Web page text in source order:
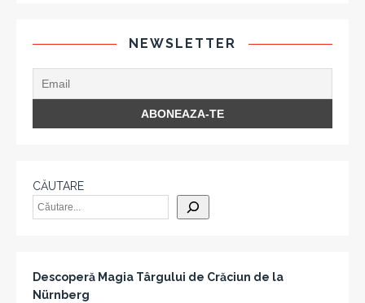
NEWSLETTER
CĂUTARE
Descoperă Magia Târgului de Crăciun de la
Nürnberg